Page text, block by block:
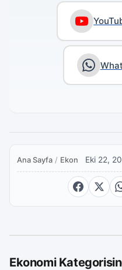
Ana Sayfa / EkonomiEki 22,
Ekonomi